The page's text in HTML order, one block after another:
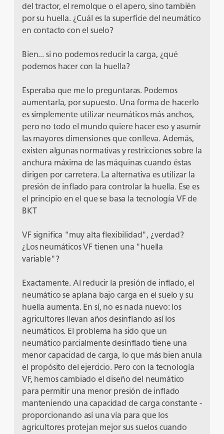
del tractor, el remolque o el apero, sino también
por su huella. ¿Cuál es la superficie del neumático
en contacto con el suelo?
Bien... si no podemos reducir la carga, ¿qué
podemos hacer con la huella?
Esperaba que me lo preguntaras. Podemos
aumentarla, por supuesto. Una forma de hacerlo
es simplemente utilizar neumáticos más anchos,
pero no todo el mundo quiere hacer eso y asumir
las mayores dimensiones que conlleva. Además,
existen algunas normativas y restricciones sobre la
anchura máxima de las máquinas cuando éstas
dirigen por carretera. La alternativa es utilizar la
presión de inflado para controlar la huella. Ese es
el principio en el que se basa la tecnología VF de
BKT
VF significa "muy alta flexibilidad", ¿verdad?
¿Los neumáticos VF tienen una "huella
variable"?
Exactamente. Al reducir la presión de inflado, el
neumático se aplana bajo carga en el suelo y su
huella aumenta. En sí, no es nada nuevo: los
agricultores llevan años desinflando así los
neumáticos. El problema ha sido que un
neumático parcialmente desinflado tiene una
menor capacidad de carga, lo que más bien anula
el propósito del ejercicio. Pero con la tecnología
VF, hemos cambiado el diseño del neumático
para permitir una menor presión de inflado
manteniendo una capacidad de carga constante -
proporcionando así una vía para que los
agricultores protejan mejor sus suelos cuando